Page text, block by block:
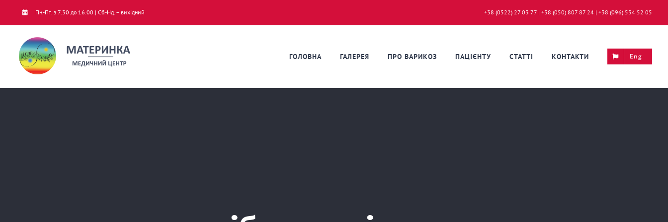
to
Пн.-Пт. з 7.30 до 16.00 | Сб.-Нд. – вихідний +38 (0522) 27 03 77 | +38 (050) 807 87 24 | +38 (096) 534 52 05
ГОЛОВНА ГАЛЕРЕЯ ПРО ВАРИКОЗ ПАЦІЄНТУ СТАТТІ КОНТАКТИ Eng